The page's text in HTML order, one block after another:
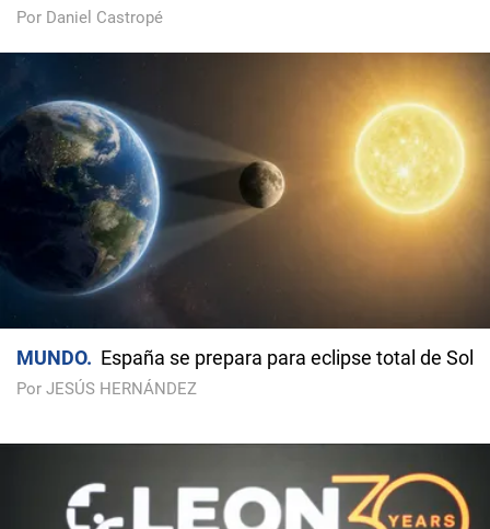
Por Daniel Castropé
MUNDO España se prepara para eclipse total de Sol
Por JESÚS HERNÁNDEZ